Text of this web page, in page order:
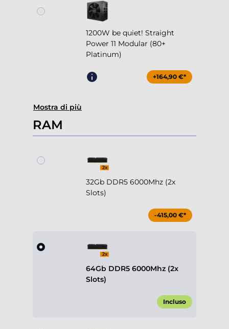
1200W be quiet! Straight
Power 11 Modular (80+
Platinum)
+164,90 €*
Mostra di più
RAM
32Gb DDR5 6000Mhz (2x
Slots)
-415,00 €*
64Gb DDR5 6000Mhz (2x
Slots)
Incluso